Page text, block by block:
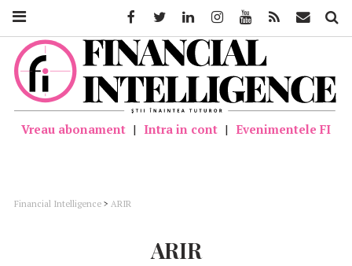
Vreau abonament | Intra in cont | Evenimentele FI
Financial Intelligence > ARIR
ARIR
FacebookTwitter LinkedinInstagramYoutube Feed Mail